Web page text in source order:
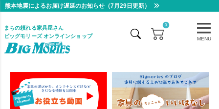
熊本地震によるお届け遅延のお知らせ（7月29日更新）
MENU
まちの頼れる家具屋さん
ビッグモリーズ オンラインショップ
0